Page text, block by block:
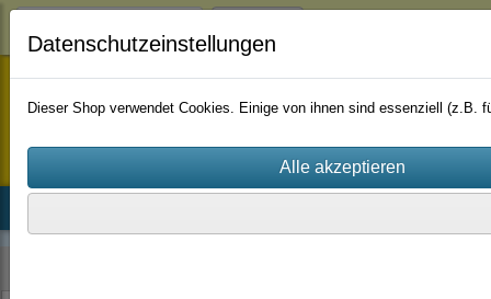
staufenbiel-berlin
Datenschutzeinstellungen
Dieser Shop verwendet Cookies. Einige von ihnen sind essenziell (z.B.